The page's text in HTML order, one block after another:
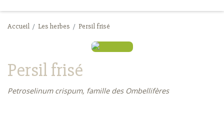
Accueil Les herbes Persil frisé
Persil frisé
Petroselinum crispum, famille des Ombellifères